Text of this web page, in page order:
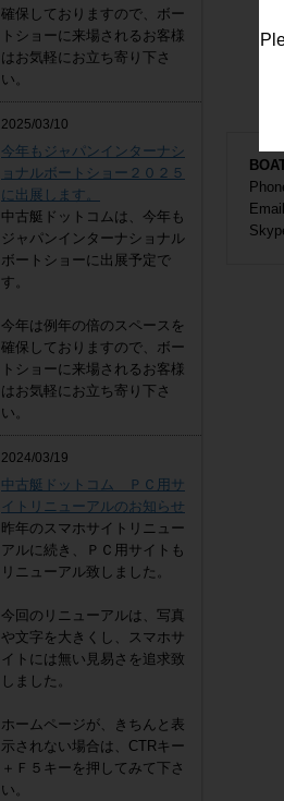
確保しておりますので、ボー
トショーに来場されるお客様
はお気軽にお立ち寄り下さ
い。
2025/03/10
今年もジャパンインターナシ
ョナルボートショー２０２５
に出展します。
中古艇ドットコムは、今年も
ジャパンインターナショナル
ボートショーに出展予定で
す。
今年は例年の倍のスペースを
確保しておりますので、ボー
トショーに来場されるお客様
はお気軽にお立ち寄り下さ
い。
2024/03/19
中古艇ドットコム ＰＣ用サ
イトリニューアルのお知らせ
昨年のスマホサイトリニュー
アルに続き、ＰＣ用サイトも
リニューアル致しました。
今回のリニューアルは、写真
や文字を大きくし、スマホサ
イトには無い見易さを追求致
しました。
ホームページが、きちんと表
示されない場合は、CTRキー
＋Ｆ５キーを押してみて下さ
い。